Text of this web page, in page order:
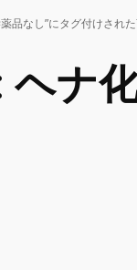
品なし”にタグ付けされ
ヘナ